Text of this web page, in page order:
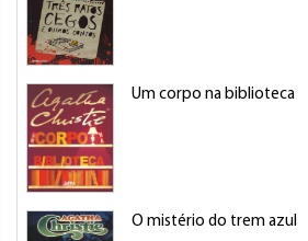
Um corpo na biblioteca
O mistério do trem azul